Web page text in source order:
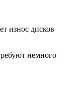
износ дисков
немного